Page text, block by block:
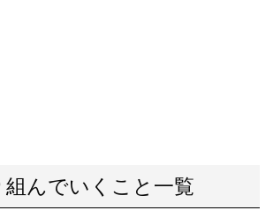
組んでいくこと一覧